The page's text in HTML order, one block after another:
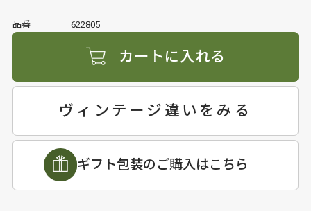
品番 622805
カートに入れる
ヴィンテージ違いをみる
ギフト包装のご購入はこちら